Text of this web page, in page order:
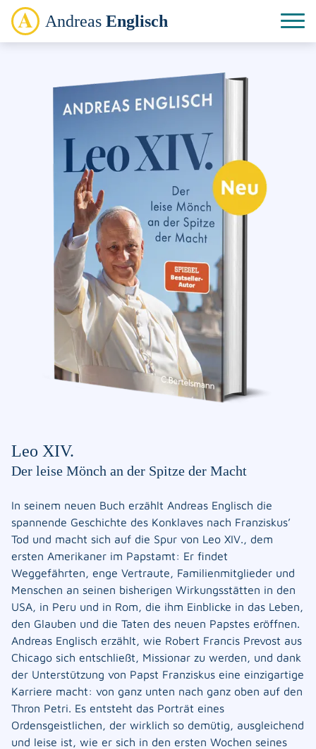
Andreas Englisch
Leo XIV.
Der leise Mönch an der Spitze der Macht
In seinem neuen Buch erzählt Andreas Englisch die
spannende Geschichte des Konklaves nach Franziskus’
Tod und macht sich auf die Spur von Leo XIV., dem
ersten Amerikaner im Papstamt: Er findet
Weggefährten, enge Vertraute, Familienmitglieder und
Menschen an seinen bisherigen Wirkungsstätten in den
USA, in Peru und in Rom, die ihm Einblicke in das Leben,
den Glauben und die Taten des neuen Papstes eröffnen.
Andreas Englisch erzählt, wie Robert Francis Prevost aus
Chicago sich entschließt, Missionar zu werden, und dank
der Unterstützung von Papst Franziskus eine einzigartige
Karriere macht: von ganz unten nach ganz oben auf den
Thron Petri. Es entsteht das Porträt eines
Ordensgeistlichen, der wirklich so demütig, ausgleichend
und leise ist, wie er sich in den ersten Wochen seines